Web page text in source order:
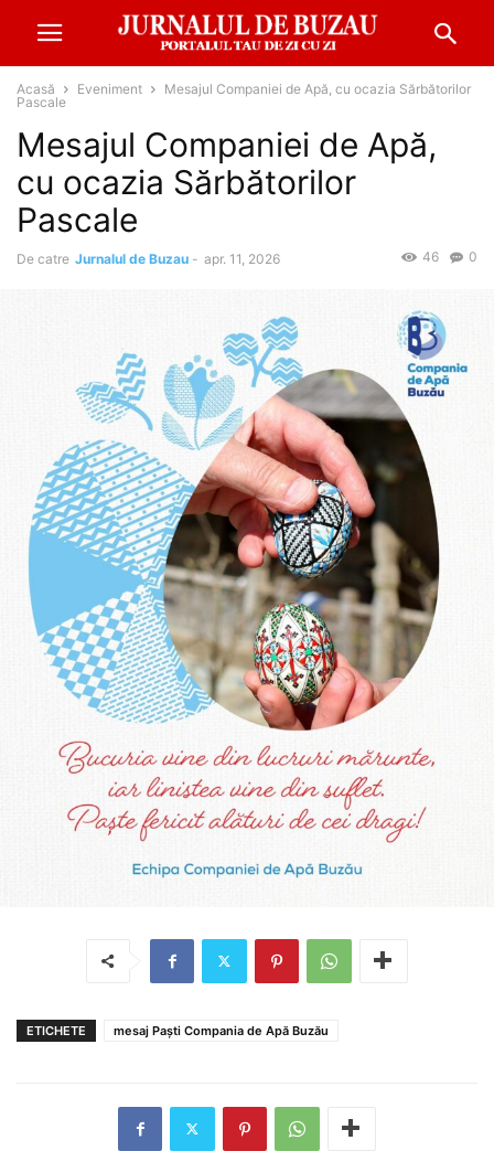
Acasă Eveniment
Mesajul Companiei de Apă, cu ocazia Sărbătorilor
Pascale
Mesajul Companiei de Apă,
cu ocazia Sărbătorilor
Pascale
De catre Jurnalul de Buzau - apr. 11, 2026 0
46
ETICHETE mesaj Paști Compania de Apă Buzău